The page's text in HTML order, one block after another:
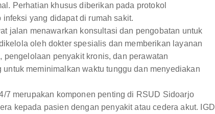
Perhatian khusus diberikan pada protokol
yang didapat di rumah sakit.
jalan menawarkan konsultasi dan pengobatan untuk
oleh dokter spesialis dan memberikan layanan
penyakit kronis, dan perawatan
meminimalkan waktu tunggu dan menyediakan
7 merupakan komponen penting di RSUD Sidoarjo
kepada pasien dengan penyakit atau cedera akut. IGD